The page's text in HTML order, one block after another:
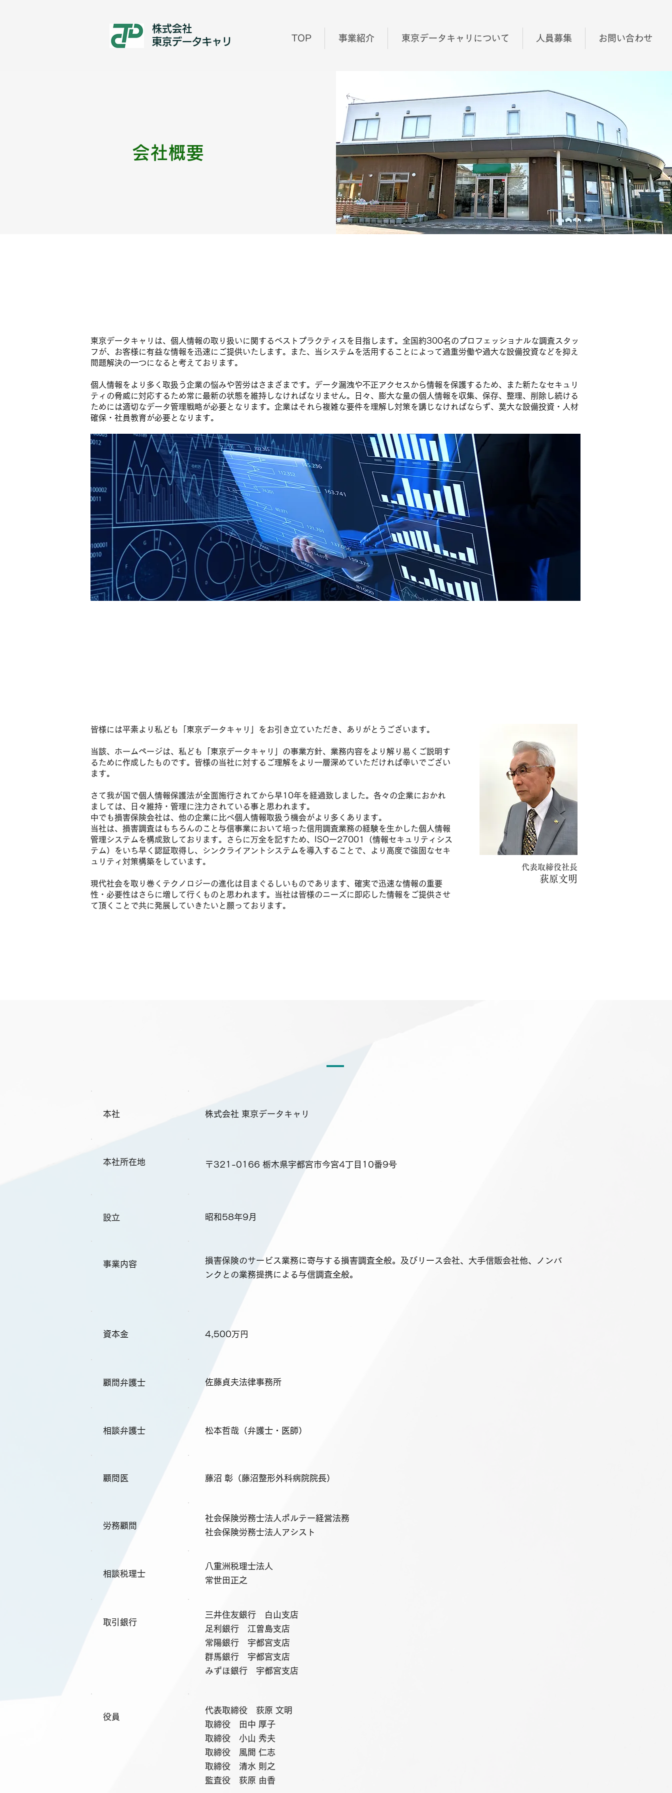
株式会社
​東京データキャリ
TOP 事業紹介 東京データキャリについて 人員募集 お問い合わせ
会社概要
東京データキャリは、個人情報の取り扱いに関するベストプラクティスを目指します。全国約300名のプロフェッショナルな調査スタッ
フが、お客様に有益な情報を迅速にご提供いたします。また、当システムを活用することによって過重労働や過大な設備投資などを抑え
問題解決の一つになると考えております。
個人情報をより多く取扱う企業の悩みや苦労はさまざまです。データ漏洩や不正アクセスから情報を保護するため、また新たなセキュリ
ティの脅威に対応するため常に最新の状態を維持しなければなりません。日々、膨大な量の個人情報を収集、保存、整理、削除し続ける
ためには適切なデータ管理戦略が必要となります。企業はそれら複雑な要件を理解し対策を講じなければならず、莫大な設備投資・人材
確保・社員教育が必要となります。
皆様には平素より私ども「東京データキャリ」をお引き立ていただき、ありがとうございます。
当該、ホームページは、私ども「東京データキャリ」の事業方針、業務内容をより解り易くご説明す
るために作成したものです。皆様の当社に対するご理解をより一層深めていただければ幸いでござい
ます。
さて我が国で個人情報保護法が全面施行されてから早10年を経過致しました。各々の企業におかれ
ましては、日々維持・管理に注力されている事と思われます。
中でも損害保険会社は、他の企業に比べ個人情報取扱う機会がより多くあります。
当社は、損害調査はもちろんのこと与信事業において培った信用調査業務の経験を生かした個人情報
管理システムを構成致しております。さらに万全を記すため、ISOー27001（情報セキュリティシス
テム）をいち早く認証取得し、シンクライアントシステムを導入することで、より高度で強固なセキ
ュリティ対策構築をしています。
現代社会を取り巻くテクノロジーの進化は目まぐるしいものであります、確実で迅速な情報の重要
性・必要性はさらに増して行くものと思われます。当社は皆様のニーズに即応した情報をご提供させ
て頂くことで共に発展していきたいと願っております。
代表取締役社長
荻原文明
本社 株式会社 東京データキャリ
本社所在地 〒321-0166 栃木県宇都宮市今宮4丁目10番9号
設立 昭和58年9月
事業内容
損害保険のサービス業務に寄与する損害調査全般。及びリース会社、大手信販会社他、ノンバ
ンクとの業務提携による与信調査全般。
資本金 4,500万円
顧問弁護士 佐藤貞夫法律事務所
相談弁護士 松本哲哉（弁護士・医師）
顧問医 藤沼 彰（藤沼整形外科病院院長）
労務顧問
社会保険労務士法人ポルテー経営法務
社会保険労務士法人アシスト
相談税理士
八重洲税理士法人
常世田正之
取引銀行
三井住友銀行 白山支店
足利銀行 江曽島支店
常陽銀行 宇都宮支店
群馬銀行 宇都宮支店
みずほ銀行 宇都宮支店
役員
代表取締役 荻原 文明
取締役 田中 厚子
取締役 小山 秀夫
取締役 風間 仁志
取締役 清水 則之
監査役 荻原 由香